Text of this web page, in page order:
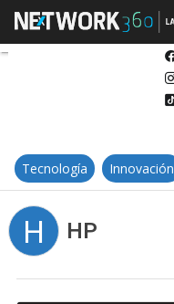
Tecnología Innovación
H HP